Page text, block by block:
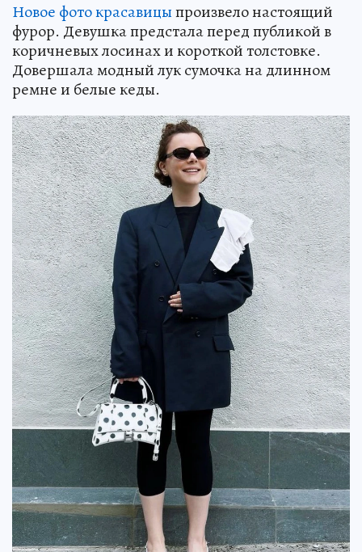
Новое фото красавицыпроизвело настоящий
фурор. Девушка предстала перед публикой в
коричневых лосинах и короткой толстовке.
Довершала модный лук сумочка на длинном
ремне и белые кеды.